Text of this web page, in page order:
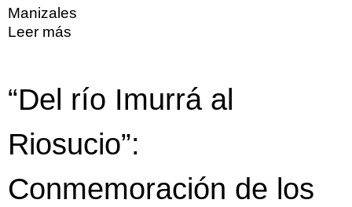
Manizales
Leer más
“Del río Imurrá al
Riosucio”:
Conmemoración de los